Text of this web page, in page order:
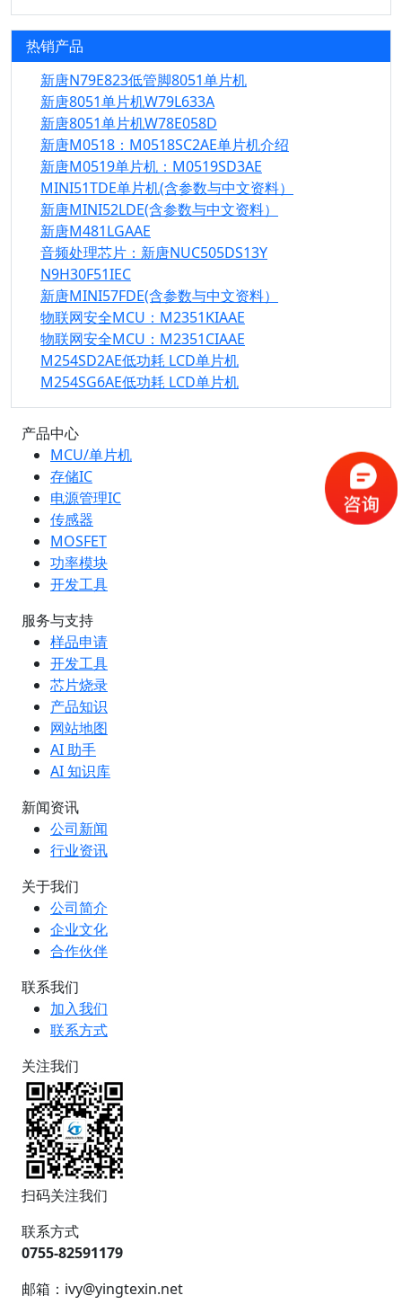
热销产品
新唐N79E823低管脚8051单片机
新唐8051单片机W79L633A
新唐8051单片机W78E058D
新唐M0518：M0518SC2AE单片机介绍
新唐M0519单片机：M0519SD3AE
MINI51TDE单片机(含参数与中文资料）
新唐MINI52LDE(含参数与中文资料）
新唐M481LGAAE
音频处理芯片：新唐NUC505DS13Y
N9H30F51IEC
新唐MINI57FDE(含参数与中文资料）
物联网安全MCU：M2351KIAAE
物联网安全MCU：M2351CIAAE
M254SD2AE低功耗 LCD单片机
M254SG6AE低功耗 LCD单片机
产品中心
MCU/单片机
存储IC
电源管理IC
传感器
MOSFET
功率模块
开发工具
服务与支持
样品申请
开发工具
芯片烧录
产品知识
网站地图
AI 助手
AI 知识库
新闻资讯
公司新闻
行业资讯
关于我们
公司简介
企业文化
合作伙伴
联系我们
加入我们
联系方式
关注我们
扫码关注我们
联系方式
0755-82591179
邮箱：ivy@yingtexin.net